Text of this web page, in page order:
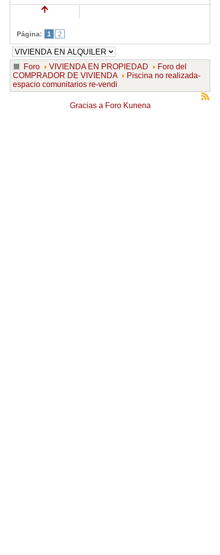
Página: 1 2
Foro VIVIENDA EN PROPIEDAD
Foro del
COMPRADOR DE VIVIENDA
Piscina no realizada-
espacio comunitarios re-vendi
Gracias a Foro Kunena